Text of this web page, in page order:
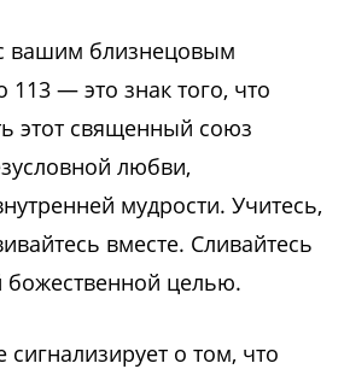
вашим близнецовым
— это знак того, что
этот священный союз
любви,
мудрости. Учитесь,
вместе. Сливайтесь
целью.
сигнализирует о том, что